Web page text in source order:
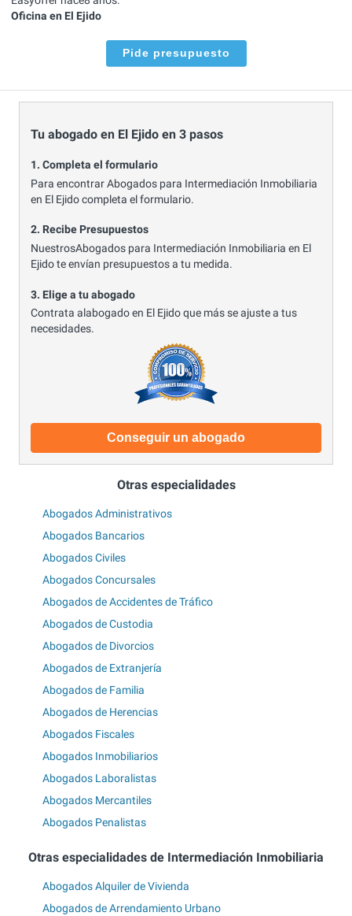
Oficina en El Ejido
Pide presupuesto
Tu abogado en El Ejido en 3 pasos
1. Completa el formulario
Para encontrar Abogados para Intermediación Inmobiliaria
en El Ejido completa el formulario.
2. Recibe Presupuestos
NuestrosAbogados para Intermediación Inmobiliaria en El
Ejido te envían presupuestos a tu medida.
3. Elige a tu abogado
Contrata alabogado en El Ejido que más se ajuste a tus
necesidades.
Conseguir un abogado
Otras especialidades
Abogados Administrativos
Abogados Bancarios
Abogados Civiles
Abogados Concursales
Abogados de Accidentes de Tráfico
Abogados de Custodia
Abogados de Divorcios
Abogados de Extranjería
Abogados de Familia
Abogados de Herencias
Abogados Fiscales
Abogados Inmobiliarios
Abogados Laboralistas
Abogados Mercantiles
Abogados Penalistas
Otras especialidades de Intermediación Inmobiliaria
Abogados Alquiler de Vivienda
Abogados de Arrendamiento Urbano